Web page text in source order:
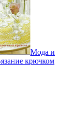
Мода и
крючком